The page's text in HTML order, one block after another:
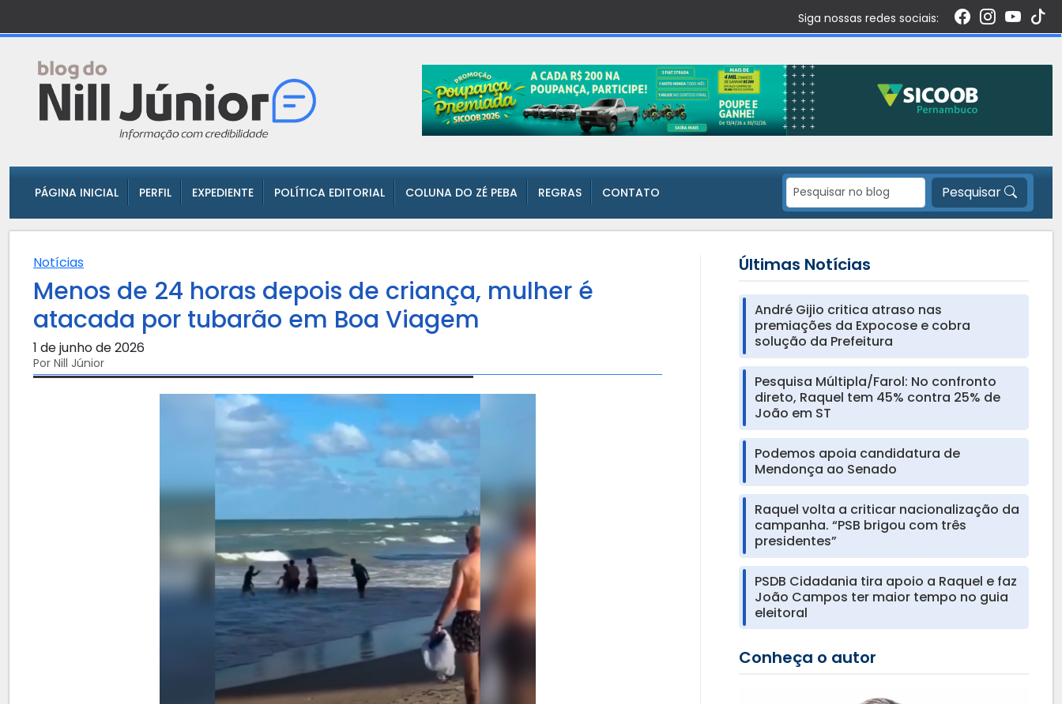
Siga nossas redes sociais:
PÁGINA INICIAL PERFIL EXPEDIENTE POLÍTICA EDITORIAL COLUNA DO ZÉ PEBA REGRAS CONTATO Pesquisar
Notícias
Menos de 24 horas depois de criança, mulher é
atacada por tubarão em Boa Viagem
1 de junho de 2026
Por Nill Júnior
Últimas Notícias
André Gijio critica atraso nas
premiações da Expocose e cobra
solução da Prefeitura
Pesquisa Múltipla/Farol: No confronto
direto, Raquel tem 45% contra 25% de
João em ST
Podemos apoia candidatura de
Mendonça ao Senado
Raquel volta a criticar nacionalização da
campanha. “PSB brigou com três
presidentes”
PSDB Cidadania tira apoio a Raquel e faz
João Campos ter maior tempo no guia
eleitoral
Conheça o autor